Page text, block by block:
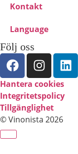
Kontakt
Language
Följ oss
Hantera cookies
Integritetspolicy
Tillgänglighet
© Vinonista 2026